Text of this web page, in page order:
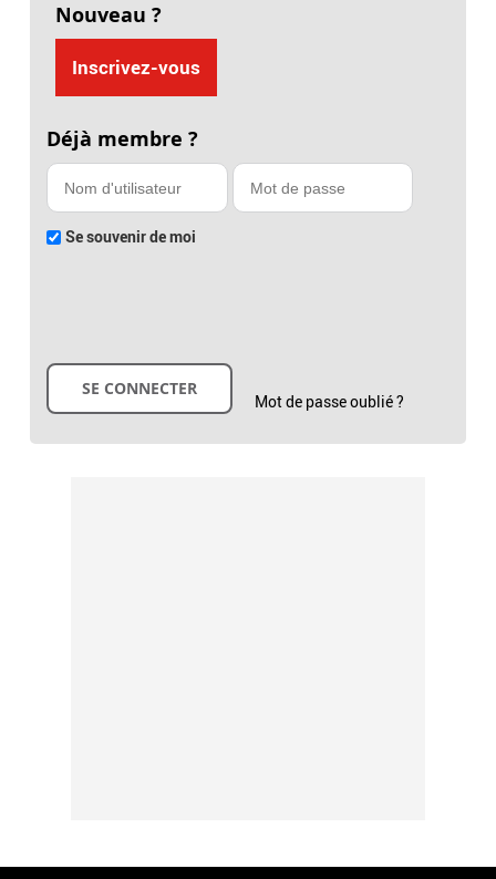
Nouveau ?
Inscrivez-vous
Déjà membre ?
Se souvenir de moi
Mot de passe oublié ?